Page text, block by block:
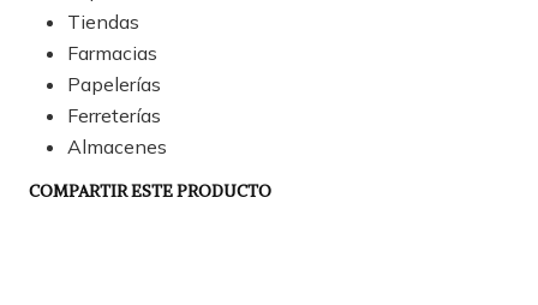
Tiendas
Farmacias
Papelerías
Ferreterías
Almacenes
COMPARTIR ESTE PRODUCTO